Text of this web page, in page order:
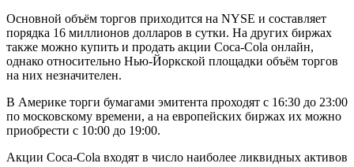
Основной объём торгов приходится на NYSE и составляет
порядка 16 миллионов долларов в сутки. На других биржах
также можно купить и продать акции Coca-Cola онлайн,
однако относительно Нью-Йоркской площадки объём торгов
на них незначителен.
В Америке торги бумагами эмитента проходят с 16:30 до 23:00
по московскому времени, а на европейских биржах их можно
приобрести с 10:00 до 19:00.
Акции Coca-Cola входят в число наиболее ликвидных активов